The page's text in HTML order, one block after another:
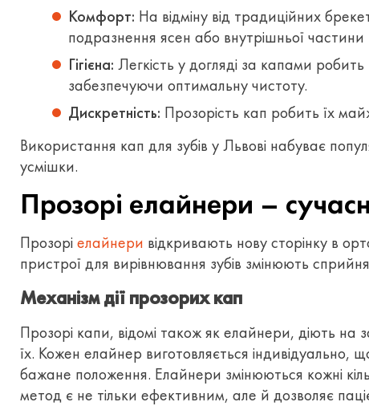
Комфорт: На відміну від традиційних
подразнення ясен або внутрішньої частини
Гігієна: Легкість у догляді за капами
забезпечуючи оптимальну чистоту.
Дискретність: Прозорість кап робить їх
Використання кап для зубів у Львові набуває
усмішки.
Прозорі елайнери –
Прозоріелайнери відкривають нову сторінку в
пристрої для вирівнювання зубів змінюють
Механізм дії прозорих кап
Прозорі капи, відомі також як елайнери, діють
їх. Кожен елайнер виготовляється
бажане положення. Елайнери змінюються кожні
метод є не тільки ефективним, але й дозволяє